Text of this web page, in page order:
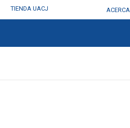
TIENDA UACJ